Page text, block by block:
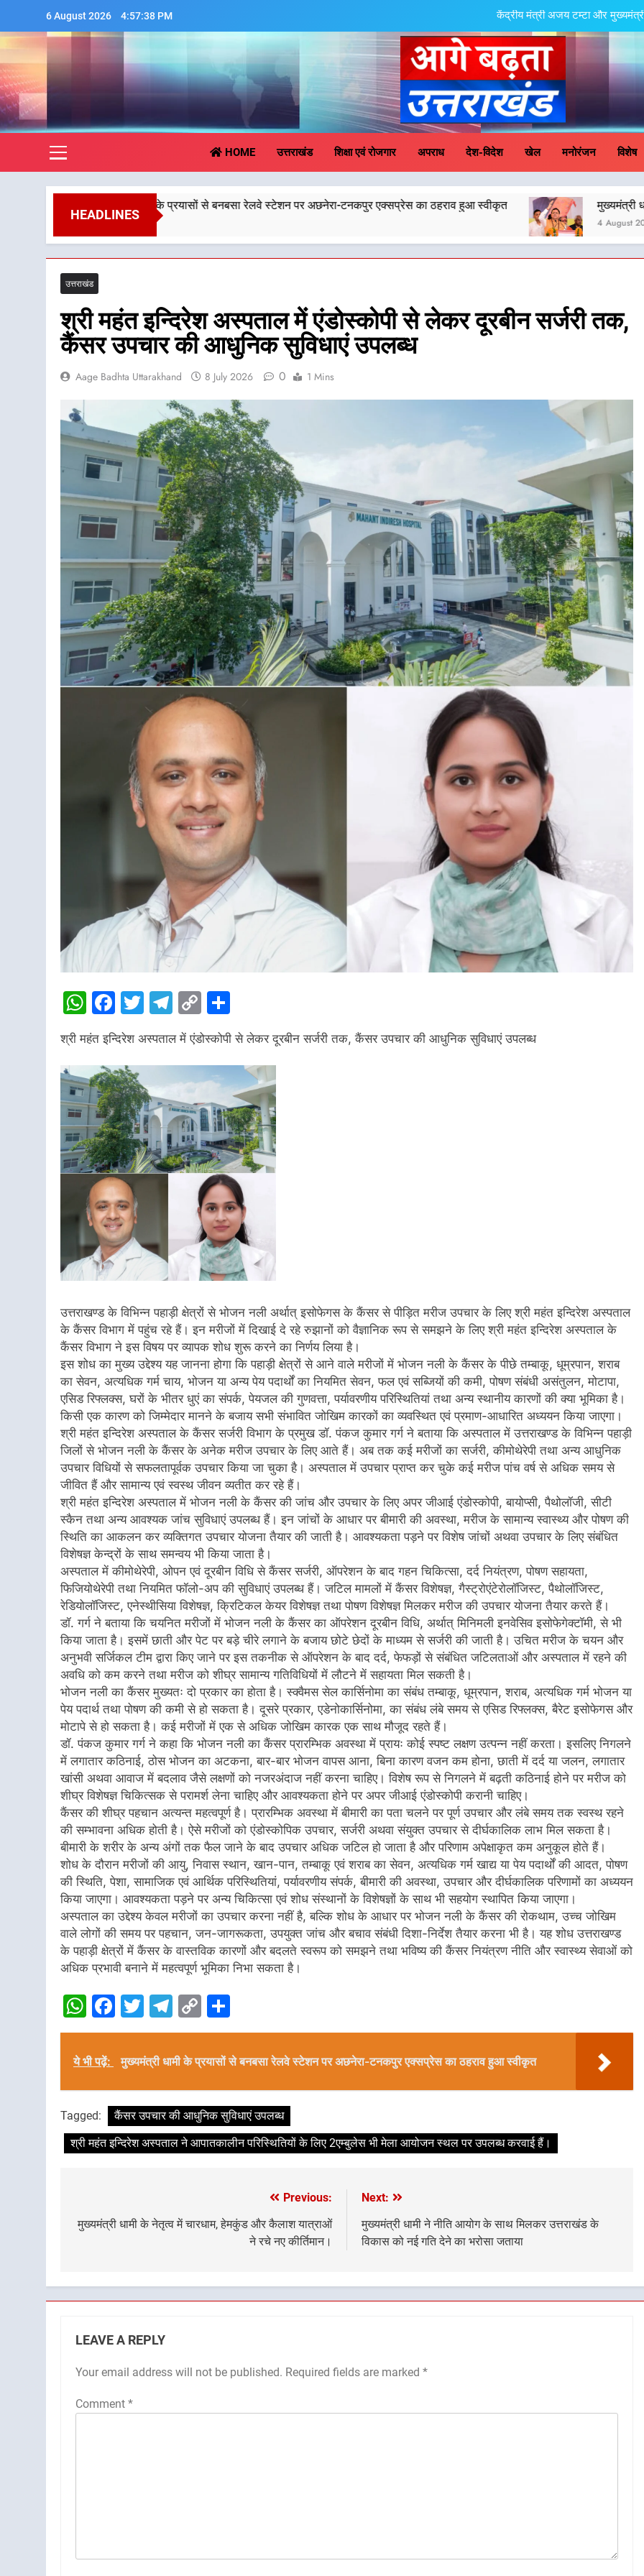
content
6 August 2026 4:57:39 PM केंद्रीय मंत्री अजय टम्टा और
एमडीडीए बोर्ड बैठक में 25 विकास प्रस्तावों को मिली मंजूरी,
मुख्यमंत्री धामी के प्रयासों से बनबसा रेलवे स्टेशन
मुख्यमंत्री धामी के कुशल नेतृत्व में कांवड़ यात्रा में सुरक्षा,
एमडीडीए बोर्ड बैठक में 25 विकास प्रस्तावों को मिली मंजूरी,
मुख्यमंत्री धामी के प्रयासों से बनबसा रेलवे स्टेशन
मुख्यमंत्री धामी के कुशल नेतृत्व में कांवड़ यात्रा में सुरक्षा,
Aage Badhta
HOME उत्तराखंड शिक्षा एवं रोजगार अपराध देश-विदेश खेल मनोरंजन विशेष
HEADLINES
धामी के प्रयासों से बनबसा रेलवे स्टेशन पर अछनेरा-टनकपुर एक्सप्रेस का ठहराव हुआ स्वीकृत मुख्यमंत्री धामी के कुशल नेतृत्व में
4 August 2026
उत्तराखंड
श्री महंत इन्दिरेश अस्पताल में एंडोस्कोपी से लेकर दूरबीन सर्जरी तक,
कैंसर उपचार की आधुनिक सुविधाएं उपलब्ध
Aage Badhta Uttarakhand 8 July 2026 0 1 Mins
WhatsApp
Facebook
Twitter
Telegram
Copy
Link
श्री महंत इन्दिरेश अस्पताल में एंडोस्कोपी से लेकर दूरबीन सर्जरी तक, कैंसर उपचार की आधुनिक सुविधाएं उपलब्ध
उत्तराखण्ड के विभिन्न पहाड़ी क्षेत्रों से भोजन नली अर्थात् इसोफेगस के कैंसर से पीड़ित मरीज उपचार के लिए श्री महंत इन्दिरेश अस्पताल
के कैंसर विभाग में पहुंच रहे हैं। इन मरीजों में दिखाई दे रहे रुझानों को वैज्ञानिक रूप से समझने के लिए श्री महंत इन्दिरेश अस्पताल के
कैंसर विभाग ने इस विषय पर व्यापक शोध शुरू करने का निर्णय लिया है।
इस शोध का मुख्य उद्देश्य यह जानना होगा कि पहाड़ी क्षेत्रों से आने वाले मरीजों में भोजन नली के कैंसर के पीछे तम्बाकू, धूम्रपान, शराब
का सेवन, अत्यधिक गर्म चाय, भोजन या अन्य पेय पदार्थों का नियमित सेवन, फल एवं सब्जियों की कमी, पोषण संबंधी असंतुलन, मोटापा,
एसिड रिफ्लक्स, घरों के भीतर धुएं का संपर्क, पेयजल की गुणवत्ता, पर्यावरणीय परिस्थितियां तथा अन्य स्थानीय कारणों की क्या भूमिका है।
किसी एक कारण को जिम्मेदार मानने के बजाय सभी संभावित जोखिम कारकों का व्यवस्थित एवं प्रमाण-आधारित अध्ययन किया जाएगा।
श्री महंत इन्दिरेश अस्पताल के कैंसर सर्जरी विभाग के प्रमुख डॉ. पंकज कुमार गर्ग ने बताया कि अस्पताल में उत्तराखण्ड के विभिन्न पहाड़ी
जिलों से भोजन नली के कैंसर के अनेक मरीज उपचार के लिए आते हैं। अब तक कई मरीजों का सर्जरी, कीमोथेरेपी तथा अन्य आधुनिक
उपचार विधियों से सफलतापूर्वक उपचार किया जा चुका है। अस्पताल में उपचार प्राप्त कर चुके कई मरीज पांच वर्ष से अधिक समय से
जीवित हैं और सामान्य एवं स्वस्थ जीवन व्यतीत कर रहे हैं।
श्री महंत इन्दिरेश अस्पताल में भोजन नली के कैंसर की जांच और उपचार के लिए अपर जीआई एंडोस्कोपी, बायोप्सी, पैथोलॉजी, सीटी
स्कैन तथा अन्य आवश्यक जांच सुविधाएं उपलब्ध हैं। इन जांचों के आधार पर बीमारी की अवस्था, मरीज के सामान्य स्वास्थ्य और पोषण की
स्थिति का आकलन कर व्यक्तिगत उपचार योजना तैयार की जाती है। आवश्यकता पड़ने पर विशेष जांचों अथवा उपचार के लिए संबंधित
विशेषज्ञ केन्द्रों के साथ समन्वय भी किया जाता है।
अस्पताल में कीमोथेरेपी, ओपन एवं दूरबीन विधि से कैंसर सर्जरी, ऑपरेशन के बाद गहन चिकित्सा, दर्द नियंत्रण, पोषण सहायता,
फिजियोथेरेपी तथा नियमित फॉलो-अप की सुविधाएं उपलब्ध हैं। जटिल मामलों में कैंसर विशेषज्ञ, गैस्ट्रोएंटेरोलॉजिस्ट, पैथोलॉजिस्ट,
रेडियोलॉजिस्ट, एनेस्थीसिया विशेषज्ञ, क्रिटिकल केयर विशेषज्ञ तथा पोषण विशेषज्ञ मिलकर मरीज की उपचार योजना तैयार करते हैं।
डॉ. गर्ग ने बताया कि चयनित मरीजों में भोजन नली के कैंसर का ऑपरेशन दूरबीन विधि, अर्थात् मिनिमली इनवेसिव इसोफेगेक्टॉमी, से भी
किया जाता है। इसमें छाती और पेट पर बड़े चीरे लगाने के बजाय छोटे छेदों के माध्यम से सर्जरी की जाती है। उचित मरीज के चयन और
अनुभवी सर्जिकल टीम द्वारा किए जाने पर इस तकनीक से ऑपरेशन के बाद दर्द, फेफड़ों से संबंधित जटिलताओं और अस्पताल में रहने की
अवधि को कम करने तथा मरीज को शीघ्र सामान्य गतिविधियों में लौटने में सहायता मिल सकती है।
भोजन नली का कैंसर मुख्यतः दो प्रकार का होता है। स्क्वैमस सेल कार्सिनोमा का संबंध तम्बाकू, धूम्रपान, शराब, अत्यधिक गर्म भोजन या
पेय पदार्थ तथा पोषण की कमी से हो सकता है। दूसरे प्रकार, एडेनोकार्सिनोमा, का संबंध लंबे समय से एसिड रिफ्लक्स, बैरेट इसोफेगस और
मोटापे से हो सकता है। कई मरीजों में एक से अधिक जोखिम कारक एक साथ मौजूद रहते हैं।
डॉ. पंकज कुमार गर्ग ने कहा कि भोजन नली का कैंसर प्रारम्भिक अवस्था में प्रायः कोई स्पष्ट लक्षण उत्पन्न नहीं करता। इसलिए निगलने
में लगातार कठिनाई, ठोस भोजन का अटकना, बार-बार भोजन वापस आना, बिना कारण वजन कम होना, छाती में दर्द या जलन, लगातार
खांसी अथवा आवाज में बदलाव जैसे लक्षणों को नजरअंदाज नहीं करना चाहिए। विशेष रूप से निगलने में बढ़ती कठिनाई होने पर मरीज को
शीघ्र विशेषज्ञ चिकित्सक से परामर्श लेना चाहिए और आवश्यकता होने पर अपर जीआई एंडोस्कोपी करानी चाहिए।
कैंसर की शीघ्र पहचान अत्यन्त महत्वपूर्ण है। प्रारम्भिक अवस्था में बीमारी का पता चलने पर पूर्ण उपचार और लंबे समय तक स्वस्थ रहने
की सम्भावना अधिक होती है। ऐसे मरीजों को एंडोस्कोपिक उपचार, सर्जरी अथवा संयुक्त उपचार से दीर्घकालिक लाभ मिल सकता है।
बीमारी के शरीर के अन्य अंगों तक फैल जाने के बाद उपचार अधिक जटिल हो जाता है और परिणाम अपेक्षाकृत कम अनुकूल होते हैं।
शोध के दौरान मरीजों की आयु, निवास स्थान, खान-पान, तम्बाकू एवं शराब का सेवन, अत्यधिक गर्म खाद्य या पेय पदार्थों की आदत, पोषण
की स्थिति, पेशा, सामाजिक एवं आर्थिक परिस्थितियां, पर्यावरणीय संपर्क, बीमारी की अवस्था, उपचार और दीर्घकालिक परिणामों का अध्ययन
किया जाएगा। आवश्यकता पड़ने पर अन्य चिकित्सा एवं शोध संस्थानों के विशेषज्ञों के साथ भी सहयोग स्थापित किया जाएगा।
अस्पताल का उद्देश्य केवल मरीजों का उपचार करना नहीं है, बल्कि शोध के आधार पर भोजन नली के कैंसर की रोकथाम, उच्च जोखिम
वाले लोगों की समय पर पहचान, जन-जागरूकता, उपयुक्त जांच और बचाव संबंधी दिशा-निर्देश तैयार करना भी है। यह शोध उत्तराखण्ड
के पहाड़ी क्षेत्रों में कैंसर के वास्तविक कारणों और बदलते स्वरूप को समझने तथा भविष्य की कैंसर नियंत्रण नीति और स्वास्थ्य सेवाओं को
अधिक प्रभावी बनाने में महत्वपूर्ण भूमिका निभा सकता है।
WhatsApp
Facebook
Twitter
Telegram
Copy
Link
ये भी पढ़ें: मुख्यमंत्री धामी के प्रयासों से बनबसा रेलवे स्टेशन पर अछनेरा-टनकपुर एक्सप्रेस का ठहराव हुआ स्वीकृत
Tagged:
कैंसर उपचार की आधुनिक सुविधाएं उपलब्ध
श्री महंत इन्दिरेश अस्पताल ने आपातकालीन परिस्थितियों के लिए 2एम्बुलेस भी मेला आयोजन स्थल पर उपलब्ध करवाई हैं।
navigation
Previous:
मुख्यमंत्री धामी के नेतृत्व में चारधाम, हेमकुंड और कैलाश यात्राओं
ने रचे नए कीर्तिमान।
Next:
मुख्यमंत्री धामी ने नीति आयोग के साथ मिलकर उत्तराखंड के
विकास को नई गति देने का भरोसा जताया
LEAVE A REPLY
Your email address will not be published. Required fields are marked *
Comment *